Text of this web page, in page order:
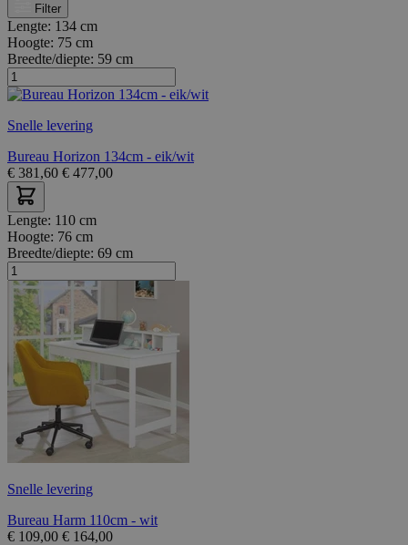
Filter
Lengte: 134 cm
Hoogte: 75 cm
Breedte/diepte: 59 cm
Snelle levering
Bureau Horizon 134cm - eik/wit
€ 381,60 € 477,00
Lengte: 110 cm
Hoogte: 76 cm
Breedte/diepte: 69 cm
Snelle levering
Bureau Harm 110cm - wit
€ 109,00 € 164,00